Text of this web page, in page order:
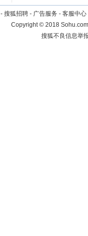
- 搜狐招聘 - 广告服务 - 客服中心
Copyright©2018
搜狐不良信息举